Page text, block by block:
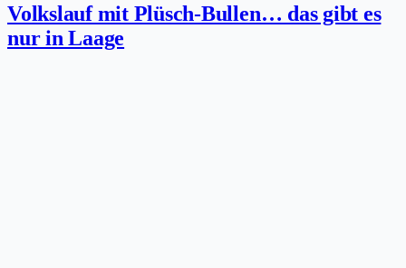
Volkslauf mit Plüsch-Bullen… das gibt es
nur in Laage